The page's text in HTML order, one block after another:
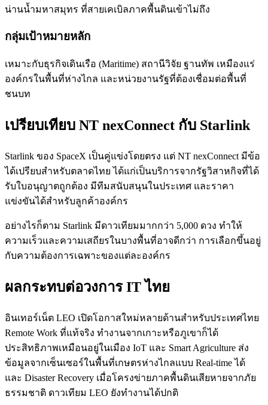
น่านน้ำมหาสมุทร ที่สายเคเบิลภาคพื้นดินเข้าไม่ถึง
กลุ่มเป้าหมายหลัก
เหมาะกับธุรกิจเดินเรือ (Maritime) สถานีวิจัย ฐานทัพ เหมืองแร่
องค์กรในพื้นที่ห่างไกล และหน่วยงานรัฐที่ต้องเชื่อมต่อพื้นที่
ชนบท
เปรียบเทียบ NT nexConnect กับ Starlink
Starlink ของ SpaceX เป็นคู่แข่งโดยตรง แต่ NT nexConnect มีข้อ
ได้เปรียบสำหรับตลาดไทย ได้แก่เป็นบริการจากรัฐวิสาหกิจที่ได้
รับใบอนุญาตถูกต้อง มีทีมสนับสนุนในประเทศ และราคา
แข่งขันได้สำหรับลูกค้าองค์กร
อย่างไรก็ตาม Starlink มีดาวเทียมมากกว่า 5,000 ดวง ทำให้
ความเร็วและความเสถียรในบางพื้นที่อาจดีกว่า การเลือกขึ้นอยู่
กับความต้องการเฉพาะของแต่ละองค์กร
ผลกระทบต่อวงการ IT ไทย
อินเทอร์เน็ต LEO เปิดโอกาสใหม่หลายด้านสำหรับประเทศไทย
Remote Work ที่แท้จริง ทำงานจากเกาะหรือภูเขาก็ได้
ประสิทธิภาพเหมือนอยู่ในเมือง IoT และ Smart Agriculture ส่ง
ข้อมูลจากเซ็นเซอร์ในพื้นที่เกษตรห่างไกลแบบ Real-time ได้
และ Disaster Recovery เมื่อโครงข่ายภาคพื้นดินเสียหายจากภัย
ธรรมชาติ ดาวเทียม LEO ยังทำงานได้ปกติ